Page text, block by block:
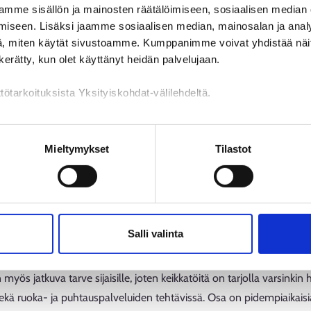
sisällön ja mainosten räätälöimiseen, sosiaalisen
Lisäksi jaamme sosiaalisen median, mainosalan ja
miten käytät sivustoamme. Kumppanimme voivat yhdistää
kun olet käyttänyt heidän palvelujaan.
Yksityiskohdat-välilehdeltä.
käsittely
Mieltymykset Tilastot
Salli valinta
joukosta löytyy esimerkiksi IT-palveluita, taloushallinnon
yhtiöitä. Lisäksi on olemassa kuntaomisteisia energia- ja
palvelevat myös erilaiset terveydenhuollon
asteen ammatilliset oppilaitokset sekä ammattikorkeakoulut,
löytyy myös kesätyö- ja
ja hyvinvointialueet tarjoavat ympäri Suomea tuhansia kesätyö-
monipuolisesti myös alle 18-vuotiaille eri tehtävissä, kuten
sisällöntuotannossa sekä hoitotyössä. Myös
haettavissa tammi-maaliskuussa.
jatkuva tarve sijaisille, joten keikkatöitä on tarjolla
ruoka- ja puhtauspalveluiden tehtävissä. Osa on